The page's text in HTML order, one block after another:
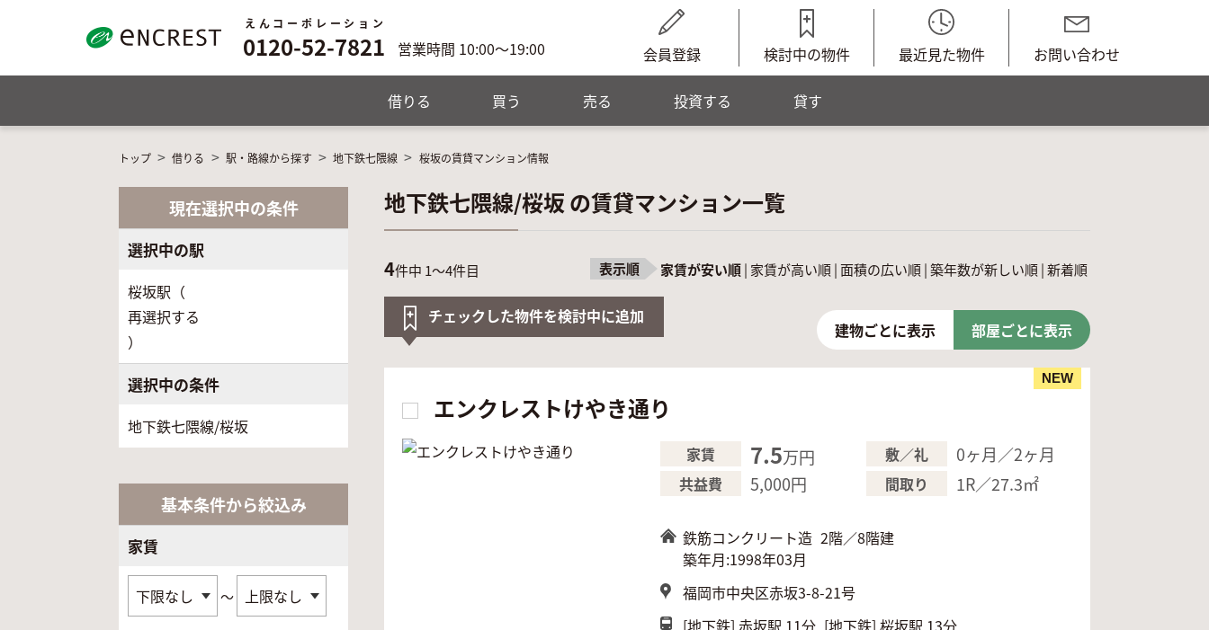
0120-52-7821
えんコーポレーション
営業時間 10:00～19:00 会員登録 検討中の物件 最近見た物件 お問い合わせ
借りる 買う 売る 投資する 貸す
トップ 借りる 駅・路線から探す 地下鉄七隈線 桜坂の賃貸マンション情報
地下鉄七隈線/桜坂 の賃貸マンション一覧
4件中 1～4件目 表示順 家賃が安い順| 家賃が高い順|面積の広い順|築年数が新しい順|新着順
チェックした物件を検討中に追加
部屋ごとに表示
建物ごとに表示
エンクレストけやき通り
NEW
家賃 7.5万円 敷／礼 0ヶ月／2ヶ月
共益費 5,000円 間取り 1R／27.3㎡
鉄筋コンクリート造 2階／8階建
築年月:1998年03月
福岡市中央区赤坂3-8-21号
[地下鉄] 赤坂駅 11分 [地下鉄] 桜坂駅 13分
現在選択中の条件
選択中の駅
桜坂駅（
再選択する
）
選択中の条件
地下鉄七隈線/桜坂
基本条件から絞込み
家賃
～